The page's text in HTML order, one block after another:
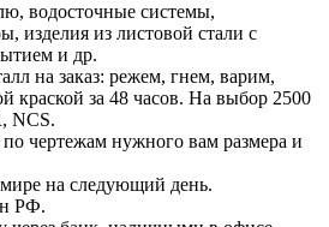
водосточные системы,
изделия из листовой стали с
и др.
на заказ: режем, гнем, варим,
краской за 48 часов. На выбор 2500
NCS.
чертежам нужного вам размера и
на следующий день.
РФ.